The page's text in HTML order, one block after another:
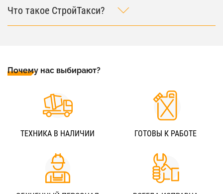
Что такое СтройТакси?
Почему нас выбирают?
ТЕХНИКА В НАЛИЧИИ ГОТОВЫ К РАБОТЕ